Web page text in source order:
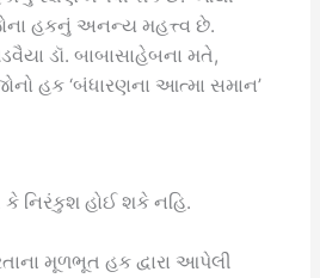
હકનું અનન્ય મહત્ત્વ છે.
ડૉ. બાબાસાહેબના મતે,
હક ‘બંધારણના આત્મા સમાન’
નિરંકુશ હોઈ શકે નહિ.
મૂળભૂત હક દ્વારા આપેલી